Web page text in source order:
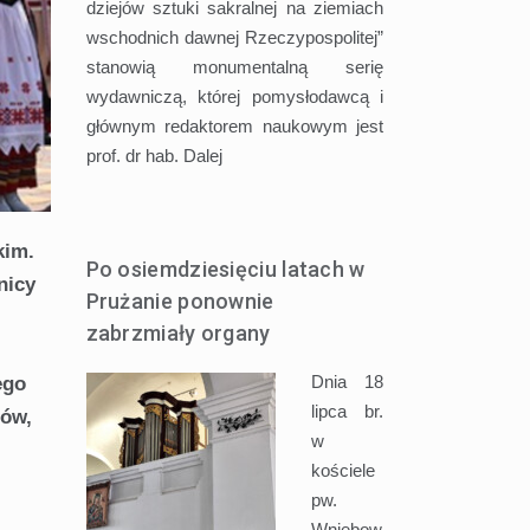
dziejów sztuki sakralnej na ziemiach
wschodnich dawnej Rzeczypospolitej”
stanowią monumentalną serię
wydawniczą, której pomysłodawcą i
głównym redaktorem naukowym jest
prof. dr hab. Dalej
Po osiemdziesięciu latach w
Prużanie ponownie
zabrzmiały organy
Dnia 18
lipca br.
w
kościele
pw.